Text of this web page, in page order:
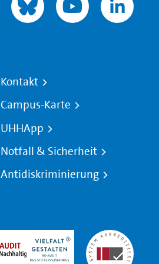
Kontakt
Campus-Karte
UHHApp
Notfall & Sicherheit
Antidiskriminierung